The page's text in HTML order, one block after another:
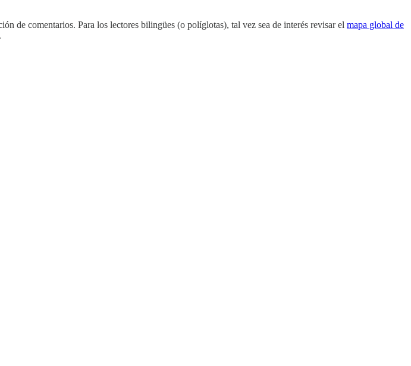
de comentarios. Para los lectores bilingües (o políglotas), tal vez sea de interés revisar el mapa global de